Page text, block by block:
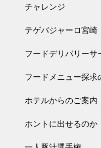
チャレンジ
テゲバジャーロ宮崎
フードデリバリーサ
フードメニュー探求
ホテルからのご案内
ホントに出せるのか